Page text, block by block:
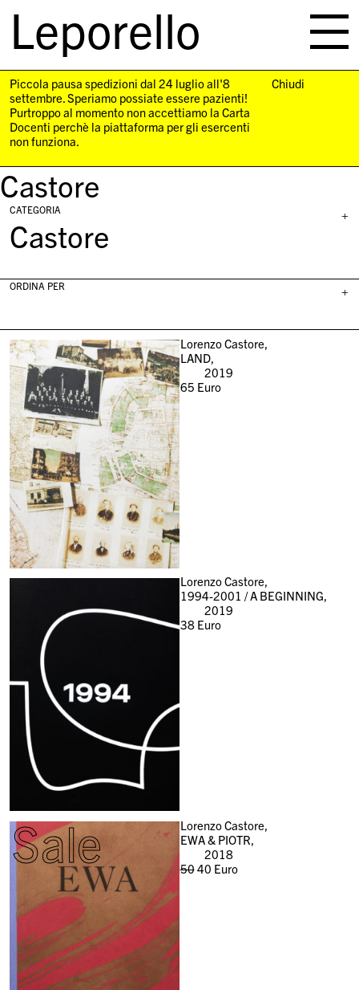
Leporello
navigation
Piccola pausa spedizioni dal 24 luglio all'8
settembre. Speriamo possiate essere pazienti!
Purtroppo al momento non accettiamo la Carta
Docenti perchè la piattaforma per gli esercenti
non funziona.
Chiudi
Castore
+
CATEGORIA
Castore
+
ORDINA PER
Lorenzo Castore,
LAND,
2019
65 Euro
Lorenzo Castore,
1994-2001 / A BEGINNING,
2019
38Euro
Sale
Lorenzo Castore,
EWA & PIOTR,
2018
50Il
40 EuroIl